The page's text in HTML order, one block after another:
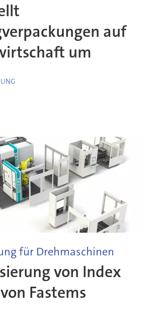
auf
um
für Drehmaschinen
von Index
Fastems